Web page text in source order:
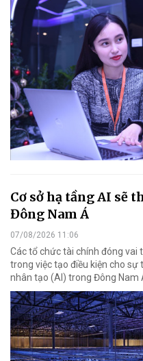
Cơ sở hạ tầng AI sẽ
Đông Nam Á
07/08/2026 11:06
Các tổ chức tài chính đóng
trong việc tạo điều kiện cho
nhân tạo (AI) trong Đông Nam